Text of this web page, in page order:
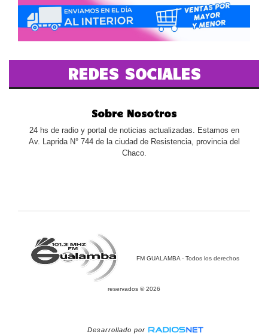
REDES SOCIALES
Sobre Nosotros
24 hs de radio y portal de noticias actualizadas. Estamos en
Av. Laprida N° 744 de la ciudad de Resistencia, provincia del
Chaco.
FM GUALAMBA - Todos los derechos
reservados © 2026
Desarrollado por